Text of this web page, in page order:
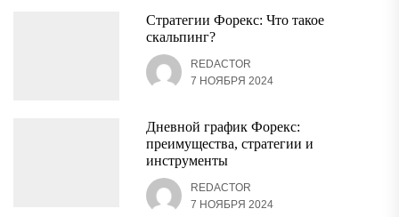
Стратегии Форекс: Что такое
скальпинг?
REDACTOR
7 НОЯБРЯ 2024
Дневной график Форекс:
преимущества, стратегии и
инструменты
REDACTOR
7 НОЯБРЯ 2024